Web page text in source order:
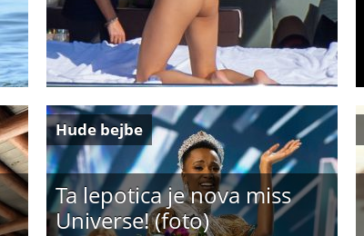
Ta lepotica je nova miss
Universe! (foto)
Hude bejbe